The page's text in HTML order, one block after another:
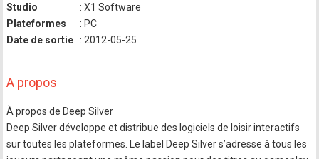
Studio
: X1 Software
Plateformes
: PC
Date de sortie
: 2012-05-25
A propos
À propos de Deep Silver
Deep Silver développe et distribue des logiciels de loisir interactifs
sur toutes les plateformes. Le label Deep Silver s’adresse à tous les